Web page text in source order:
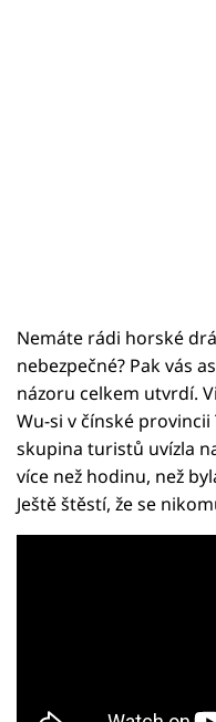
Nemáte rádi horské
nebezpečné? Pak vás
názoru celkem utvrdí.
Wu-si v čínské
skupina turistů uvízla
více než hodinu, než
Ještě štěstí, že se